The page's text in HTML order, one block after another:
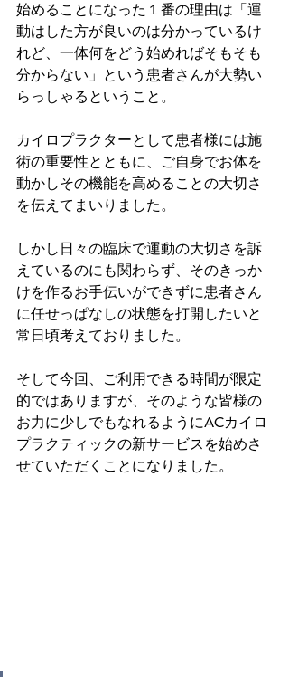
始めることになった１番の理由は「運
動はした方が良いのは分かっているけ
れど、一体何をどう始めればそもそも
分からない」という患者さんが大勢い
らっしゃるということ。
カイロプラクターとして患者様には施
術の重要性とともに、ご自身でお体を
動かしその機能を高めることの大切さ
を伝えてまいりました。
しかし日々の臨床で運動の大切さを訴
えているのにも関わらず、そのきっか
けを作るお手伝いができずに患者さん
に任せっぱなしの状態を打開したいと
常日頃考えておりました。
そして今回、ご利用できる時間が限定
的ではありますが、そのような皆様の
お力に少しでもなれるようにACカイロ
プラクティックの新サービスを始めさ
せていただくことになりました。